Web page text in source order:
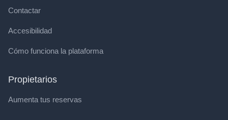
Contactar
Accesibilidad
Cómo funciona la plataforma
Propietarios
Aumenta tus reservas